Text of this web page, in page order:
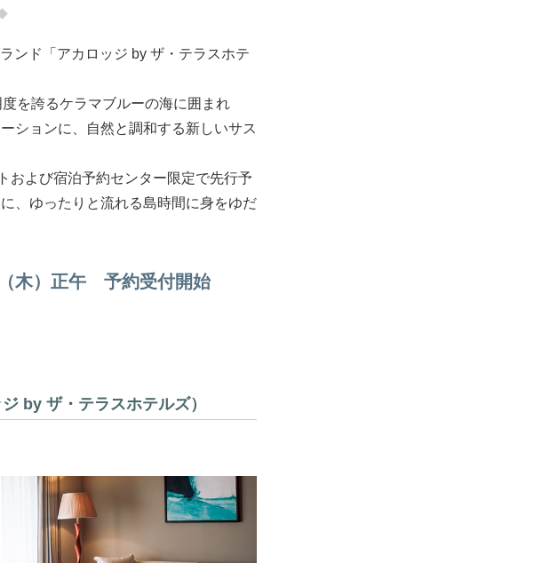
ンド「アカロッジ by ザ・テラスホテ
を誇るケラマブルーの海に囲まれ
ションに、自然と調和する新しいサス
および宿泊予約センター限定で先行予
、ゆったりと流れる島時間に身をゆだ
木）正午 予約受付開始
by ザ・テラスホテルズ）